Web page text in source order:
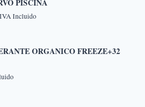
PISCINA
IVA Incluido
ORGANICO FREEZE+32